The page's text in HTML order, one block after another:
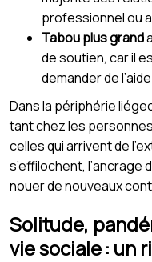
professionnel ou
Tabou plus grand
de soutien, car il
demander de
Dans la périphérie
tant chez les
celles qui arrivent de
s’effilochent, l’ancrage
nouer de nouveaux
Solitude,
vie sociale : un